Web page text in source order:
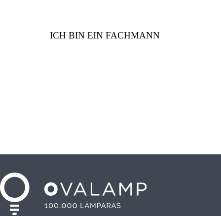
ICH BIN EIN FACHMANN